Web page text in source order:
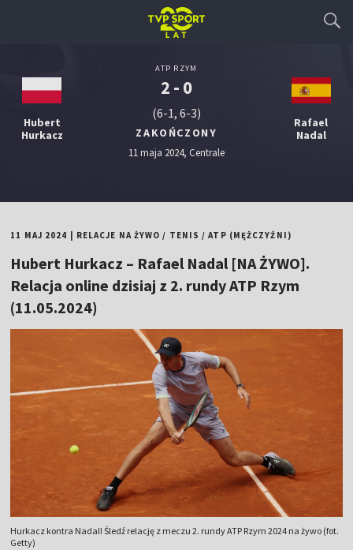
Hubert
Hurkacz
ATP RZYM
2 - 0
(6-1, 6-3)
ZAKOŃCZONY
11 maja 2024, Centrale
Rafael
Nadal
11 MAJ 2024 RELACJE NA ŻYWO / TENIS /ATP (MĘŻCZYŹNI)
Hubert Hurkacz – Rafael Nadal [NA ŻYWO].
Relacja online dzisiaj z 2. rundy ATP Rzym
(11.05.2024)
Hurkacz kontra Nadal! Śledź relację z meczu 2. rundy ATP Rzym 2024 na żywo (fot.
Getty)